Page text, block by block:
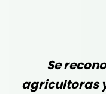
Se
agricultoras